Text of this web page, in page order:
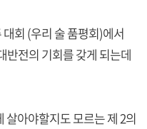
회 (우리 술 품평회)에서
반전의 기회를 갖게 되는데
살아야할지도 모르는 제 2의